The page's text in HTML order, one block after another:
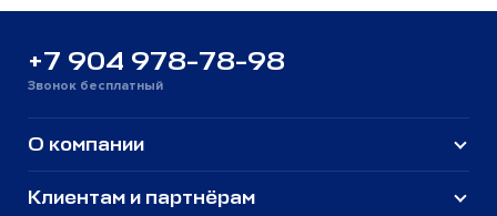
+7 904 978-78-98
Звонок бесплатный
О компании
Клиентам и партнёрам